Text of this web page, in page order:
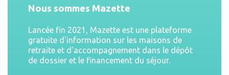
Nous sommes Mazette
Lancée fin 2021, Mazette est une plateforme
gratuite d'information sur les maisons de
retraite et d'accompagnement dans le dépôt
de dossier et le financement du séjour.